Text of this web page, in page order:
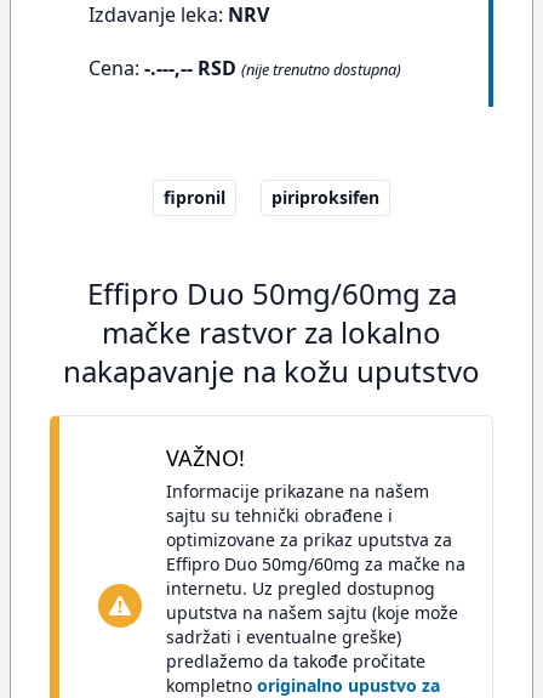
Izdavanje leka: NRV
Cena: -.---,-- RSD (nije trenutno dostupna)
fipronil piriproksifen
Effipro Duo 50mg/60mg za
mačke rastvor za lokalno
nakapavanje na kožu uputstvo
VAŽNO!
Informacije prikazane na našem
sajtu su tehnički obrađene i
optimizovane za prikaz uputstva za
Effipro Duo 50mg/60mg za mačke na
internetu. Uz pregled dostupnog
uputstva na našem sajtu (koje može
sadržati i eventualne greške)
predlažemo da takođe pročitate
kompletno originalno upustvo za